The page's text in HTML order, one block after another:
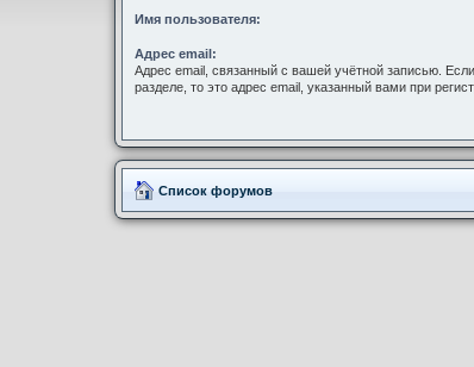
Имя пользователя:
Адрес email:
Адрес email, связанный с вашей учётной записью.
разделе, то это адрес email, указанный вами при
Список форумов